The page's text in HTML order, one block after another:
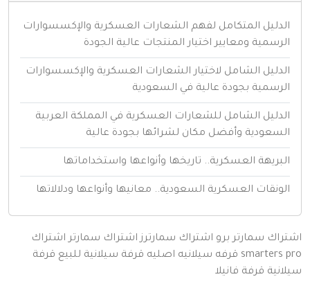
المتكامل لفهم الشعارات العسكرية والإكسسوارات
ومعايير اختيار المنتجات عالية الجودة
الشامل لاختيار الشعارات العسكرية والإكسسوارات
بجودة عالية في السعودية
الشامل للشعارات العسكرية في المملكة العربية
وأفضل مكان لشرائها بجودة عالية
العسكرية.. تاريخها وأنواعها واستخداماتها
العسكرية السعودية.. معانيها وأنواعها ودلالاتها
سمارتر برو اشتراك سمارترز اشتراك سمارتر اشتراك
smarters قرفه سيلانيه اصليه قرفة سيلانية للبيعقرفة
قرفة فانيلا